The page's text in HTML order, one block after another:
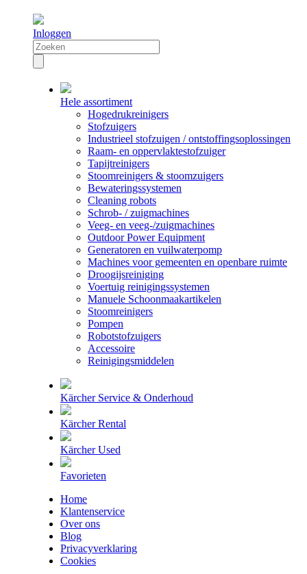
Inloggen
Hele assortiment
Hogedrukreinigers
Stofzuigers
Industrieel stofzuigen / ontstoffingsoplossingen
Raam- en oppervlaktestofzuiger
Tapijtreinigers
Stoomreinigers & stoomzuigers
Bewateringssystemen
Cleaning robots
Schrob- / zuigmachines
Veeg- en veeg-/zuigmachines
Outdoor Power Equipment
Generatoren en vuilwaterpomp
Machines voor gemeenten en openbare ruimte
Droogijsreiniging
Voertuig reinigingssystemen
Manuele Schoonmaakartikelen
Stoomreinigers
Pompen
Robotstofzuigers
Accessoire
Reinigingsmiddelen
Kärcher Service & Onderhoud
Kärcher Rental
Kärcher Used
Favorieten
Home
Klantenservice
Over ons
Blog
Privacyverklaring
Cookies